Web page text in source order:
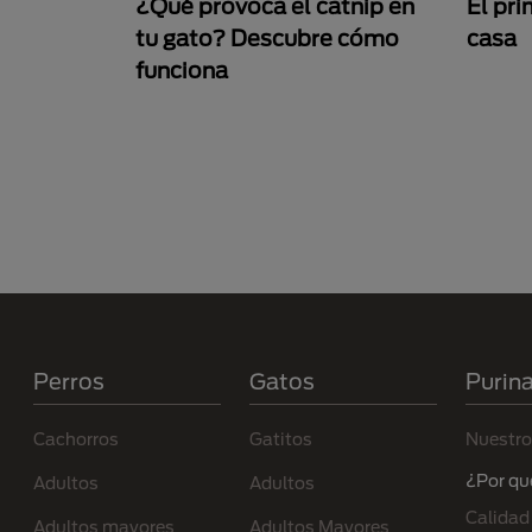
¿Qué provoca el catnip en
tu gato? Descubre cómo
funciona
El
casa
Perros
Cachorros
Adultos
Adultos mayores
Gatos
Gatitos
Adultos
Adultos Mayores
¿Por
Calidad